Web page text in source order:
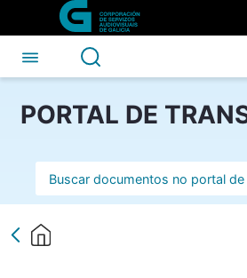
Skip to Main Content
5º CONTRATO
PORTAL DE
Barra de busca